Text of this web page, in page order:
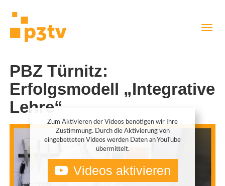
PBZ Türnitz:
Erfolgsmodell „Integrative
Lehre“
Zum Aktivieren der Videos benötigen wir Ihre
Zustimmung. Durch die Aktivierung von
eingebetteten Videos werden Daten an YouTube
übermittelt.
Videos aktivieren